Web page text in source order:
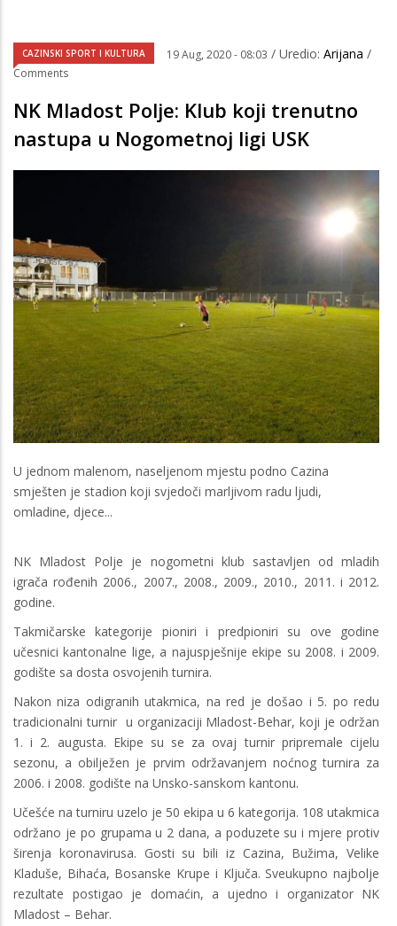
CAZINSKI SPORT I KULTURA 19 Aug, 2020 - 08:03 / Uredio: Arijana /
Comments
NK Mladost Polje: Klub koji trenutno
nastupa u Nogometnoj ligi USK
U jednom malenom, naseljenom mjestu podno Cazina
smješten je stadion koji svjedoči marljivom radu ljudi,
omladine, djece...
NK Mladost Polje je nogometni klub sastavljen od mladih
igrača rođenih 2006., 2007., 2008., 2009., 2010., 2011. i 2012.
godine.
Takmičarske kategorije pioniri i predpioniri su ove godine
učesnici kantonalne lige, a najuspješnije ekipe su 2008. i 2009.
godište sa dosta osvojenih turnira.
Nakon niza odigranih utakmica, na red je došao i 5. po redu
tradicionalni turnir u organizaciji Mladost-Behar, koji je održan
1. i 2. augusta. Ekipe su se za ovaj turnir pripremale cijelu
sezonu, a obilježen je prvim održavanjem noćnog turnira za
2006. i 2008. godište na Unsko-sanskom kantonu.
Učešće na turniru uzelo je 50 ekipa u 6 kategorija. 108 utakmica
održano je po grupama u 2 dana, a poduzete su i mjere protiv
širenja koronavirusa. Gosti su bili iz Cazina, Bužima, Velike
Kladuše, Bihaća, Bosanske Krupe i Ključa. Sveukupno najbolje
rezultate postigao je domaćin, a ujedno i organizator NK
Mladost – Behar.